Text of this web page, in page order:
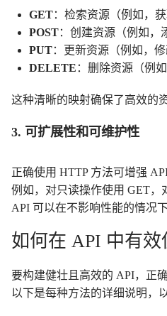
GET：检索资源（例如，
POST：创建资源（例如，
PUT：更新资源（例如，修
DELETE ：删除资源（例
这种清晰的映射确保了高效的
3. 可扩展性和可维护性
正确使用 HTTP 方法可增强
例如，对只读操作使用 GET，
API 可以在不影响性能的情况
如何在 API 中有效
要构建健壮且高效的 API，正
以下是每种方法的详细说明，